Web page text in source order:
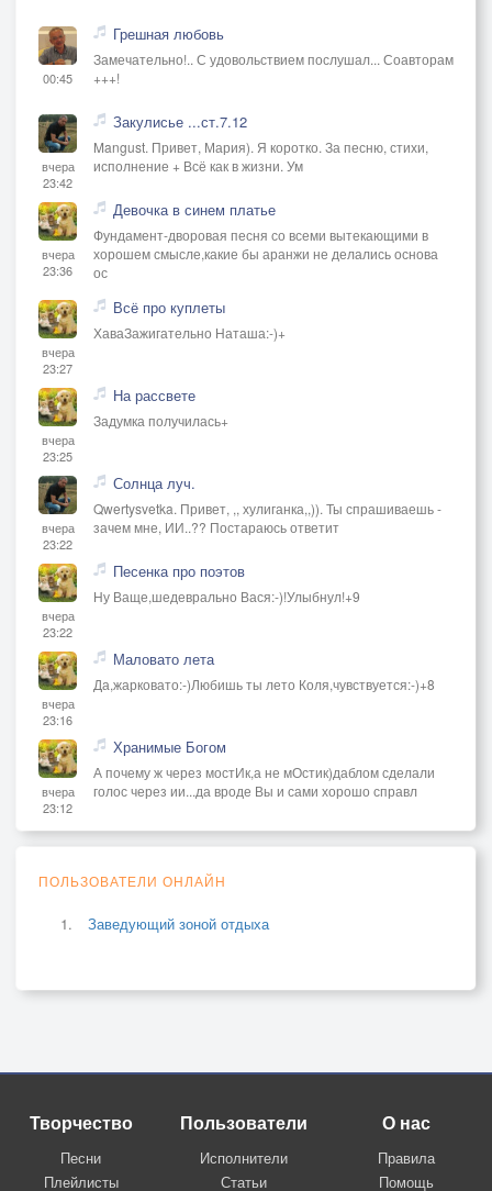
00:45
Грешная любовь
Замечательно!.. С удовольствием послушал... Соавторам
+++!
вчера
23:42
Закулисье ...ст.7.12
Mangust. Привет, Мария). Я коротко. За песню, стихи,
исполнение + Всё как в жизни. Ум
вчера
23:36
Девочка в синем платье
Фундамент-дворовая песня со всеми вытекающими в
хорошем смысле,какие бы аранжи не делались основа
ос
вчера
23:27
Всё про куплеты
ХаваЗажигательно Наташа:-)+
вчера
23:25
На рассвете
Задумка получилась+
вчера
23:22
Солнца луч.
Qwertysvetka. Привет, ,, хулиганка,,)). Ты спрашиваешь -
зачем мне, ИИ..?? Постараюсь ответит
вчера
23:22
Песенка про поэтов
Ну Ваще,шедеврально Вася:-)!Улыбнул!+9
вчера
23:16
Маловато лета
Да,жарковато:-)Любишь ты лето Коля,чувствуется:-)+8
вчера
23:12
Хранимые Богом
А почему ж через мостИк,а не мОстик)даблом сделали
голос через ии...да вроде Вы и сами хорошо справл
ПОЛЬЗОВАТЕЛИ ОНЛАЙН
Заведующий зоной отдыха
Творчество
Песни
Плейлисты
Пользователи
Исполнители
Статьи
О нас
Правила
Помощь